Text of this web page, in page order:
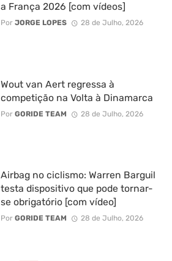
a França 2026 [com vídeos]
Por JORGE LOPES 28 de Julho, 2026
Wout van Aert regressa à
competição na Volta à Dinamarca
Por GORIDE TEAM 28 de Julho, 2026
Airbag no ciclismo: Warren Barguil
testa dispositivo que pode tornar-
se obrigatório [com vídeo]
Por GORIDE TEAM 28 de Julho, 2026